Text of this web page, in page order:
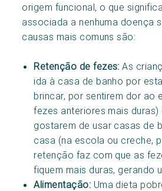
origem funcional, o que
associada a nenhuma doença
causas mais comuns são:
Retenção de fezes: As
ida à casa de banho por
brincar, por sentirem dor ao
fezes anteriores mais duras)
gostarem de usar casas de
casa (na escola ou creche,
retenção faz com que as
fiquem mais duras, gerando
Alimentação: Uma dieta